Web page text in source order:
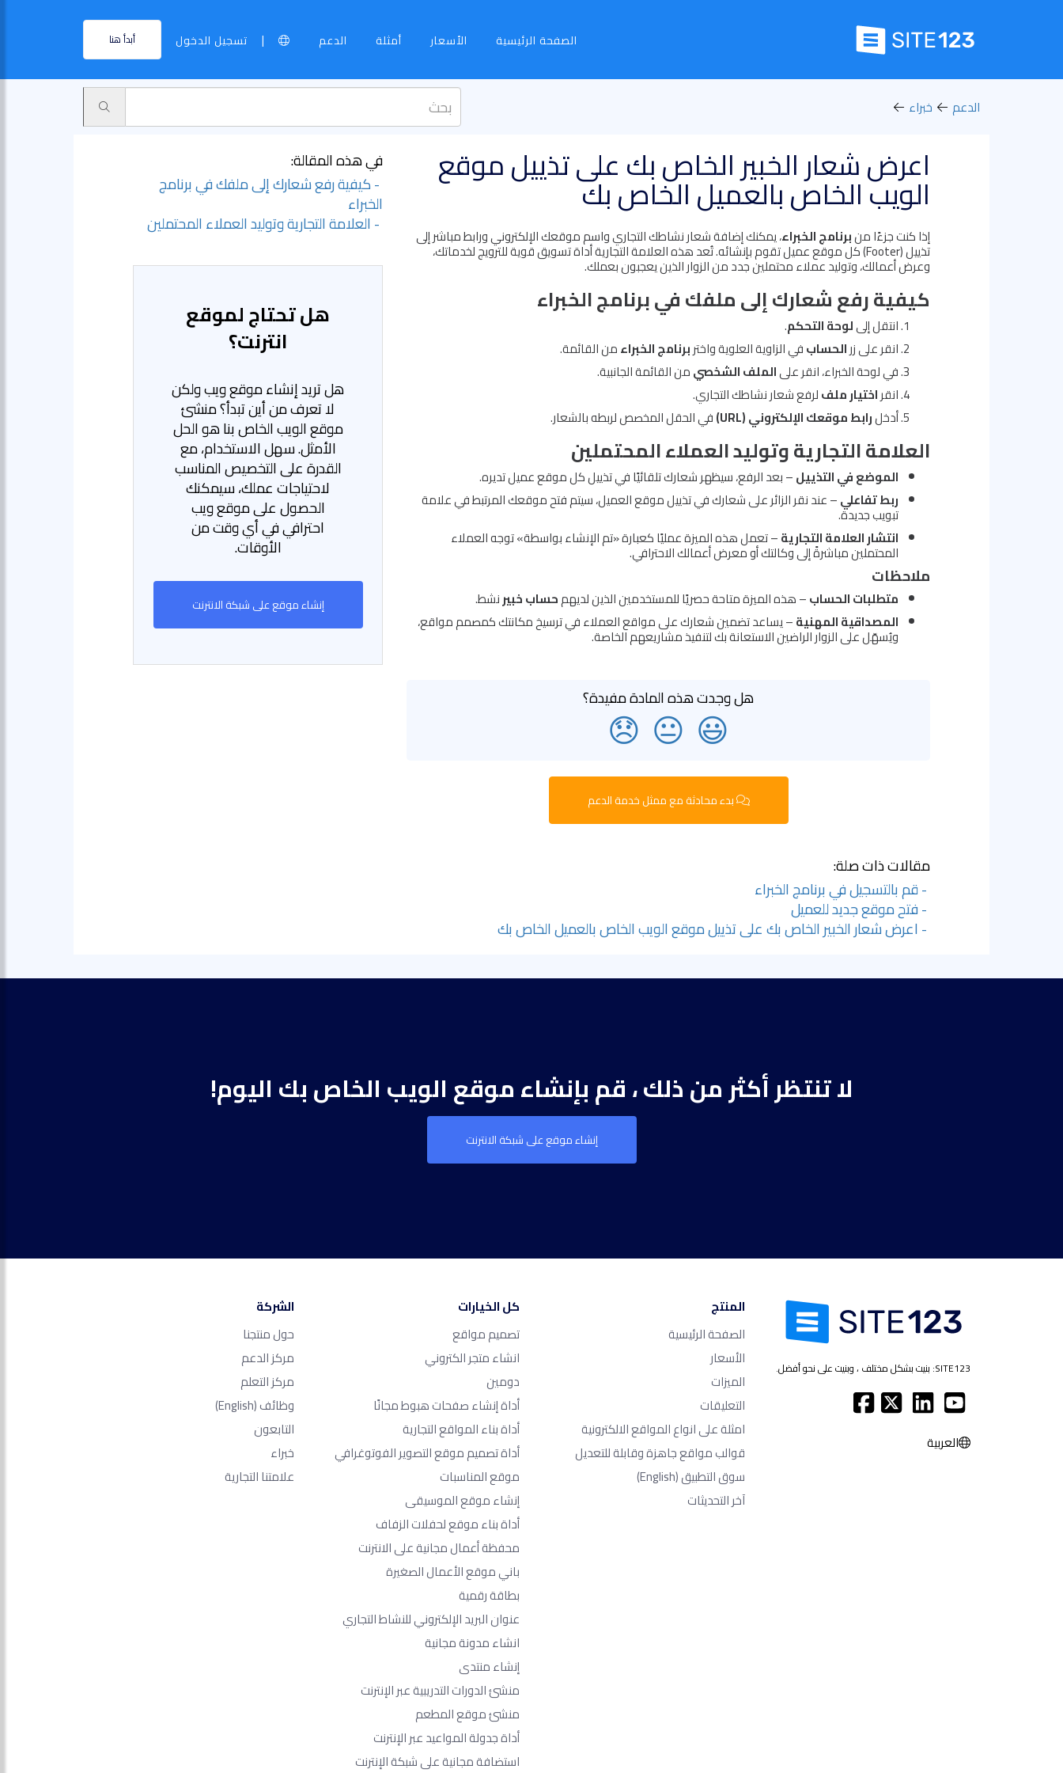
الصفحة الرئيسية الأسعار أمثلة الدعم | تسجيل الدخول أبدأ هنا
الدعم خبراء
اعرض شعار الخبير الخاص بك على تذييل موقع
الويب الخاص بالعميل الخاص بك
إذا كنت جزءًا منبرنامج الخبراء، يمكنك إضافة شعار نشاطك التجاري واسم موقعك الإلكتروني ورابط مباشر إلى
تذييل (Footer) كل موقع عميل تقوم بإنشائه. تُعد هذه العلامة التجارية أداة تسويق قوية للترويج لخدماتك،
وعرض أعمالك، وتوليد عملاء محتملين جدد من الزوار الذين يعجبون بعملك.
كيفية رفع شعارك إلى ملفك في برنامج الخبراء
انتقل إلىلوحة التحكم.
انقر على زرالحسابفي الزاوية العلوية واختربرنامج الخبراءمن القائمة.
في لوحة الخبراء، انقر علىالملف الشخصيمن القائمة الجانبية.
انقراختيار ملفلرفع شعار نشاطك التجاري.
أدخلرابط موقعك الإلكتروني (URL) في الحقل المخصص لربطه بالشعار.
العلامة التجارية وتوليد العملاء المحتملين
الموضع في التذييل– بعد الرفع، سيظهر شعارك تلقائيًا في تذييل كل موقع عميل تديره.
ربط تفاعلي– عند نقر الزائر على شعارك في تذييل موقع العميل، سيتم فتح موقعك المرتبط في علامة
تبويب جديدة.
انتشار العلامة التجارية– تعمل هذه الميزة عمليًا كعبارة «تم الإنشاء بواسطة» توجه العملاء
المحتملين مباشرةً إلى وكالتك أو معرض أعمالك الاحترافي.
ملاحظات
متطلبات الحساب– هذه الميزة متاحة حصريًا للمستخدمين الذين لديهمحساب خبيرنشط.
المصداقية المهنية– يساعد تضمين شعارك على مواقع العملاء في ترسيخ مكانتك كمصمم مواقع،
ويُسهّل على الزوار الراضين الاستعانة بك لتنفيذ مشاريعهم الخاصة.
هل وجدت هذه المادة مفيدة؟
😃
😐
😞
بدء محادثة مع ممثل خدمة الدعم
مقالات ذات صلة:
- قم بالتسجيل في برنامج الخبراء
- فتح موقع جديد للعميل
- اعرض شعار الخبير الخاص بك على تذييل موقع الويب الخاص بالعميل الخاص بك
في هذه المقالة:
- كيفية رفع شعارك إلى ملفك في برنامج
الخبراء
- العلامة التجارية وتوليد العملاء المحتملين
هل تحتاج لموقع
انترنت؟
هل تريد إنشاء موقع ويب ولكن
لا تعرف من أين تبدأ؟ منشئ
موقع الويب الخاص بنا هو الحل
الأمثل. سهل الاستخدام، مع
القدرة على التخصيص المناسب
لاحتياجات عملك، سيمكنك
الحصول على موقع ويب
احترافي في أي وقت من
الأوقات.
إنشاء موقع على شبكة الانترنت
لا تنتظر أكثر من ذلك ، قم بإنشاء موقع الويب الخاص بك اليوم!
إنشاء موقع على شبكة الانترنت
SITE123: بنيت بشكل مختلف ، وبنيت على نحو أفضل.
العربية
المنتج
الصفحة الرئيسية
الأسعار
الميزات
التعليقات
امثلة على انواع المواقع الالكترونية
قوالب مواقع جاهزة وقابلة للتعديل
سوق التطبيق(English)
آخر التحديثات
كل الخيارات
تصميم مواقع
انشاء متجر الكتروني
دومين
أداة إنشاء صفحات هبوط مجانًا
أداة بناء المواقع التجارية
أداة تصميم موقع التصوير الفوتوغرافي
موقع المناسبات
إنشاء موقع الموسيقى
أداة بناء موقع لحفلات الزفاف
محفظة أعمال مجانية على الانترنت
باني موقع الأعمال الصغيرة
بطاقة رقمية
عنوان البريد الإلكتروني للنشاط التجاري
انشاء مدونة مجانية
إنشاء منتدى
منشئ الدورات التدريبية عبر الإنترنت
منشئ موقع المطعم
أداة جدولة المواعيد عبر الإنترنت
استضافة مجانية على شبكة الإنترنت
الشركة
حول منتجنا
مركز الدعم
مركز التعلم
وظائف(English)
التابعون
خبراء
علامتنا التجارية